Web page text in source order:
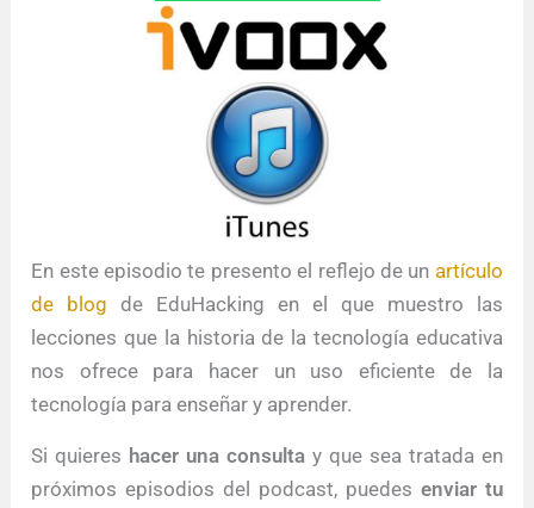
En este episodio te presento el reflejo de un artículo
de blog de EduHacking en el que muestro las
lecciones que la historia de la tecnología educativa
nos ofrece para hacer un uso eficiente de la
tecnología para enseñar y aprender.
Si quieres hacer una consulta y que sea tratada en
próximos episodios del podcast, puedes enviar tu